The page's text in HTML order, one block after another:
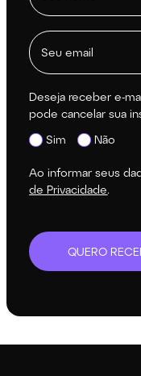
Deseja receber e-
pode cancelar sua
Sim
Não
Ao informar seus
de Privacidade.
QUERO